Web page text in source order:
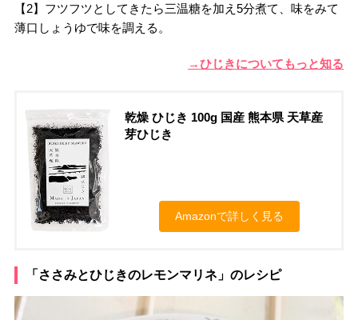
【2】フツフツとしてきたら三温糖を加え5分煮て、味をみて
薄口しょうゆで味を調える。
→ひじきについてもっと知る
乾燥 ひじき 100g 国産 熊本県 天草産
芽ひじき
Amazonで詳しく見る
「ささみとひじきのレモンマリネ」のレシピ